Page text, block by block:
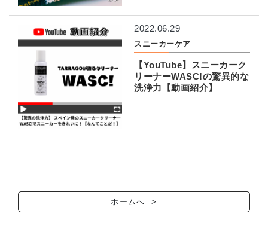
2022.06.29
スニーカーケア
【YouTube】スニーカーク
リーナーWASC!の驚異的な
洗浄力【動画紹介】
ホームへ >